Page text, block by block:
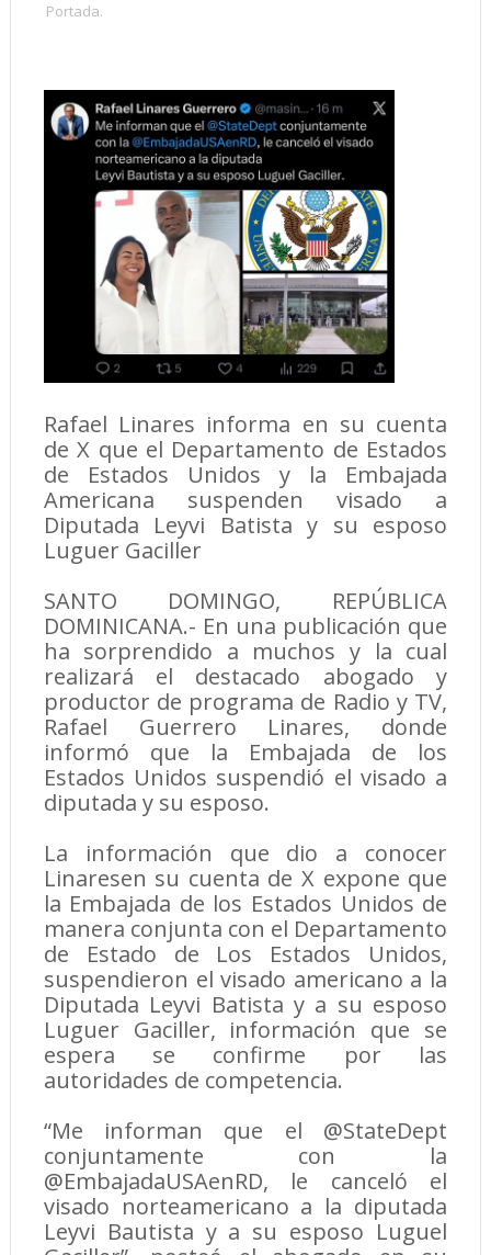
Portada.
Rafael Linares informa en su cuenta
de X que el Departamento de Estados
de Estados Unidos y la Embajada
Americana suspenden visado a
Diputada Leyvi Batista y su esposo
Luguer Gaciller
SANTO DOMINGO, REPÚBLICA
DOMINICANA.- En una publicación que
ha sorprendido a muchos y la cual
realizará el destacado abogado y
productor de programa de Radio y TV,
Rafael Guerrero Linares, donde
informó que la Embajada de los
Estados Unidos suspendió el visado a
diputada y su esposo.
La información que dio a conocer
Linaresen su cuenta de X expone que
la Embajada de los Estados Unidos de
manera conjunta con el Departamento
de Estado de Los Estados Unidos,
suspendieron el visado americano a la
Diputada Leyvi Batista y a su esposo
Luguer Gaciller, información que se
espera se confirme por las
autoridades de competencia.
“Me informan que el @StateDept
conjuntamente con la
@EmbajadaUSAenRD, le canceló el
visado norteamericano a la diputada
Leyvi Bautista y a su esposo Luguel